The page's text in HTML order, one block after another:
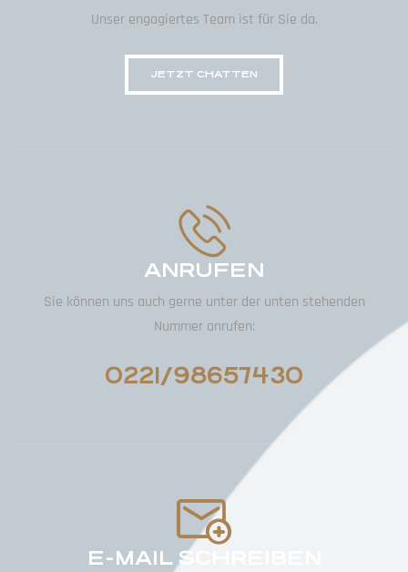
Unser engagiertes Team ist für Sie da.
JETZT CHATTEN
ANRUFEN
Sie können uns auch gerne unter der unten stehenden
Nummer anrufen:
0221/98657430
E-MAIL SCHREIBEN